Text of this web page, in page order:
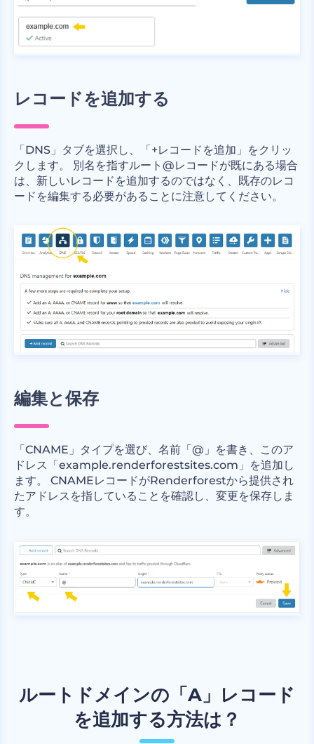
レコードを追加する
「DNS」タブを選択し、「+レコードを追加」をクリッ
クします。 別名を指すルート@レコードが既にある場合
は、新しいレコードを追加するのではなく、既存のレコ
ードを編集する必要があることに注意してください。
編集と保存
「CNAME」タイプを選び、名前「@」を書き、このア
ドレス「example.renderforestsites.com」を追加し
ます。 CNAMEレコードがRenderforestから提供され
たアドレスを指していることを確認し、変更を保存しま
す。
ルートドメインの「A」レコード
を追加する方法は？